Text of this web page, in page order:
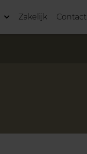
Zakelijk Contact